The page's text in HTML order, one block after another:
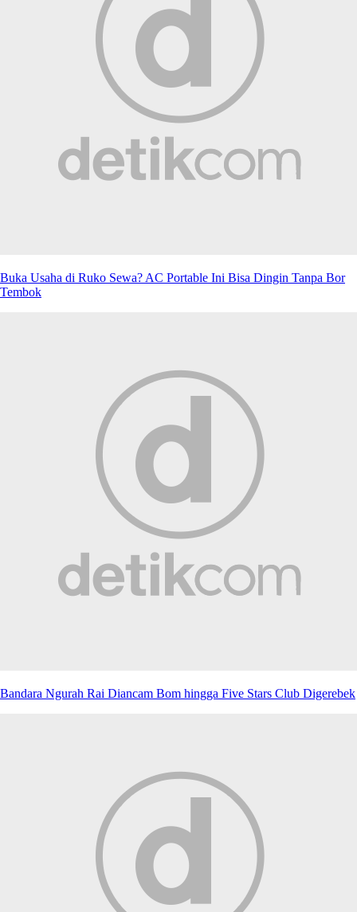
Buka Usaha di Ruko Sewa? AC Portable Ini Bisa Dingin Tanpa Bor
Tembok
Bandara Ngurah Rai Diancam Bom hingga Five Stars Club Digerebek